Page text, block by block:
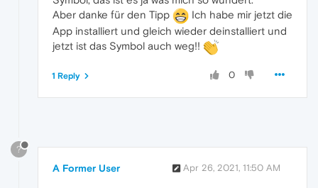
Aber danke für den Tipp
Ich habe mir jetzt die
App installiert und gleich wieder deinstalliert und
jetzt ist das Symbol auch weg!!
0
1 Reply
?
A Former User Apr 26, 2021, 11:50 AM